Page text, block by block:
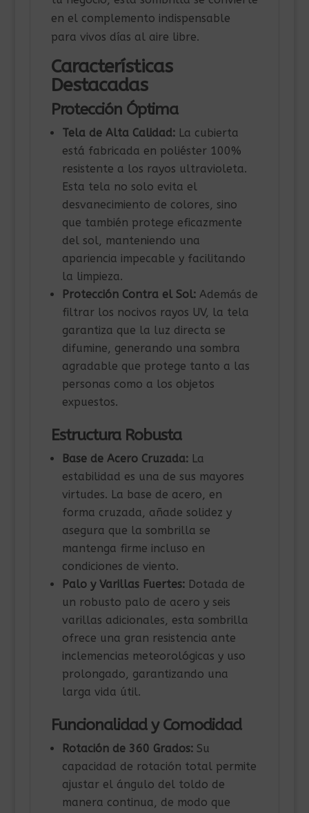
en el complemento indispensable
para vivos días al aire libre.
Características
Destacadas
Protección Óptima
Tela de Alta Calidad:La cubierta
está fabricada en poliéster 100%
resistente a los rayos ultravioleta.
Esta tela no solo evita el
desvanecimiento de colores, sino
que también protege eficazmente
del sol, manteniendo una
apariencia impecable y facilitando
la limpieza.
Protección Contra el Sol:Además de
filtrar los nocivos rayos UV, la tela
garantiza que la luz directa se
difumine, generando una sombra
agradable que protege tanto a las
personas como a los objetos
expuestos.
Estructura Robusta
Base de Acero Cruzada:La
estabilidad es una de sus mayores
virtudes. La base de acero, en
forma cruzada, añade solidez y
asegura que la sombrilla se
mantenga firme incluso en
condiciones de viento.
Palo y Varillas Fuertes:Dotada de
un robusto palo de acero y seis
varillas adicionales, esta sombrilla
ofrece una gran resistencia ante
inclemencias meteorológicas y uso
prolongado, garantizando una
larga vida útil.
Funcionalidad y Comodidad
Rotación de 360 Grados:Su
capacidad de rotación total permite
ajustar el ángulo del toldo de
manera continua, de modo que